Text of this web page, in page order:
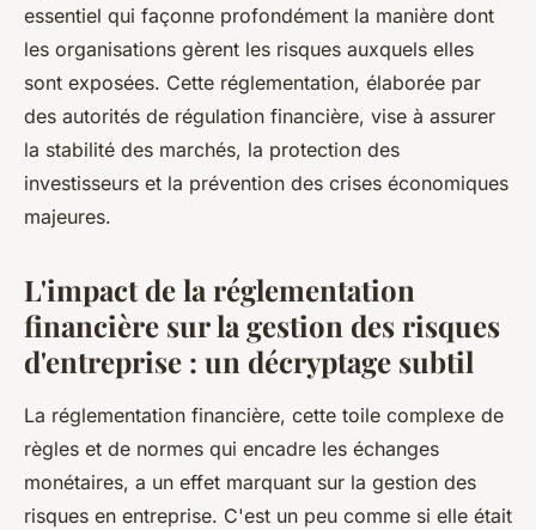
lothaire•1 octobre 2023 •2 min de lecture
essentiel qui façonne profondément la manière dont
les organisations gèrent les risques auxquels elles
sont exposées. Cette réglementation, élaborée par
des autorités de régulation financière, vise à assurer
la stabilité des marchés, la protection des
investisseurs et la prévention des crises économiques
majeures.
L'impact de la réglementation
financière sur la gestion des risques
d'entreprise : un décryptage subtil
La réglementation financière, cette toile complexe de
règles et de normes qui encadre les échanges
monétaires, a un effet marquant sur la gestion des
risques en entreprise. C'est un peu comme si elle était